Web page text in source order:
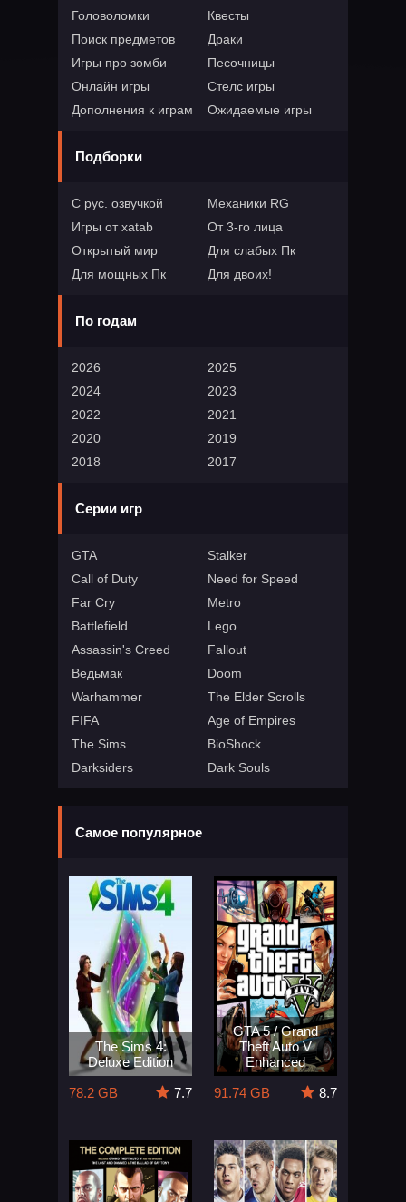
Головоломки
Квесты
Поиск предметов
Драки
Игры про зомби
Песочницы
Онлайн игры
Стелс игры
Дополнения к играм
Ожидаемые игры
Подборки
С рус. озвучкой
Механики RG
Игры от xatab
От 3-го лица
Открытый мир
Для слабых Пк
Для мощных Пк
Для двоих!
По годам
2026
2025
2024
2023
2022
2021
2020
2019
2018
2017
Серии игр
GTA
Stalker
Call of Duty
Need for Speed
Far Cry
Metro
Battlefield
Lego
Assassin's Creed
Fallout
Ведьмак
Doom
Warhammer
The Elder Scrolls
FIFA
Age of Empires
The Sims
BioShock
Darksiders
Dark Souls
Самое популярное
The Sims 4:
Deluxe Edition
78.2 GB
7.7
GTA 5 / Grand
Theft Auto V
Enhanced
91.74 GB
8.7